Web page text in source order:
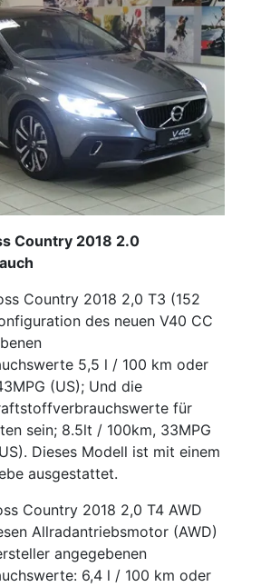
Country 2018 2.0
Country 2018 2,0 T3 (152
des neuen V40 CC
5,5 l / 100 km oder
(US); Und die
für
sein; 8.5lt / 100km, 33MPG
Dieses Modell ist mit einem
ausgestattet.
Country 2018 2,0 T4 AWD
Allradantriebsmotor (AWD)
angegebenen
6,4 l / 100 km oder